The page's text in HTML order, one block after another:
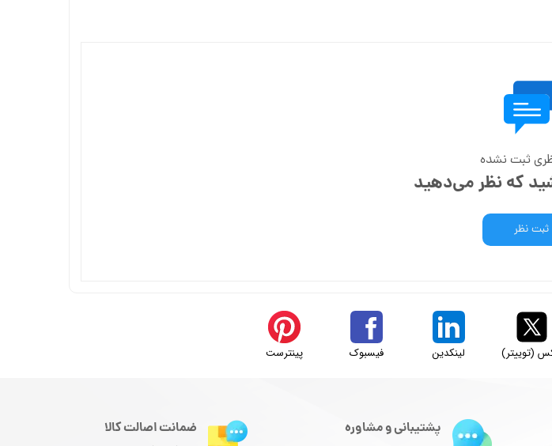
ثبت نشده
که نظر می‌دهید
ثبت نظر
(توییتر) لینکدین فیسبوک پینترست
پشتیبانی و مشاوره ضمانت اصالت کالا